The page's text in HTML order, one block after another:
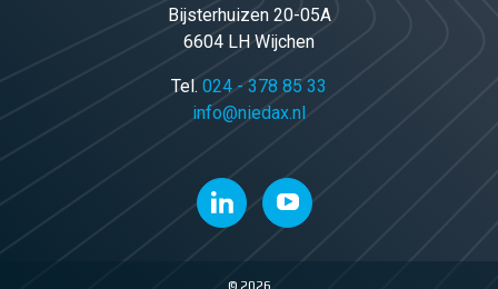
Bijsterhuizen 20-05A
6604 LH Wijchen
Tel. 024 - 378 85 33
info@niedax.nl
© 2026